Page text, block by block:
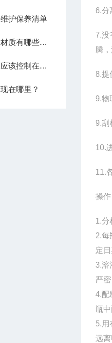
护保养清单
有哪些选择
在什么范围？
在哪里？
6.分
7.
腾
8.提
9.物
9.刮
10.
11.
操
1.分
2.每
定
3.溶
严
4.配
瓶
5.用
远